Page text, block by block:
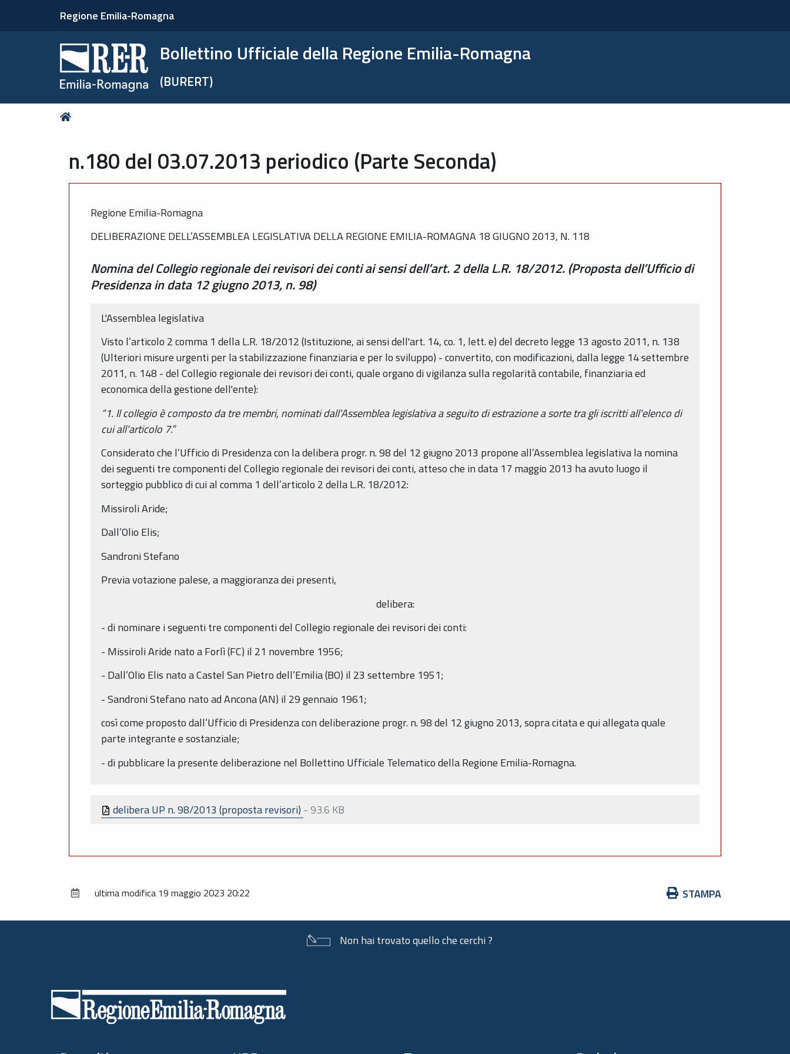
Regione Emilia-Romagna
Bollettino Ufficiale della Regione Emilia-Romagna
(BURERT)
Tu
n.180 del 03.07.2013 periodico (Parte Seconda)
Regione Emilia-Romagna
DELIBERAZIONE DELL’ASSEMBLEA LEGISLATIVA DELLA REGIONE EMILIA-ROMAGNA 18 GIUGNO 2013, N. 118
Nomina del Collegio regionale dei revisori dei conti ai sensi dell’art. 2 della L.R. 18/2012. (Proposta dell’Ufficio di
Presidenza in data 12 giugno 2013, n. 98)
L'Assemblea legislativa
Visto l’articolo 2 comma 1 della L.R. 18/2012 (Istituzione, ai sensi dell'art. 14, co. 1, lett. e) del decreto legge 13 agosto 2011, n. 138
(Ulteriori misure urgenti per la stabilizzazione finanziaria e per lo sviluppo) - convertito, con modificazioni, dalla legge 14 settembre
2011, n. 148 - del Collegio regionale dei revisori dei conti, quale organo di vigilanza sulla regolarità contabile, finanziaria ed
economica della gestione dell'ente):
“1. Il collegio è composto da tre membri, nominati dall'Assemblea legislativa a seguito di estrazione a sorte tra gli iscritti all'elenco di
cui all'articolo 7.”
Considerato che l’Ufficio di Presidenza con la delibera progr. n. 98 del 12 giugno 2013 propone all’Assemblea legislativa la nomina
dei seguenti tre componenti del Collegio regionale dei revisori dei conti, atteso che in data 17 maggio 2013 ha avuto luogo il
sorteggio pubblico di cui al comma 1 dell’articolo 2 della L.R. 18/2012:
Missiroli Aride;
Dall’Olio Elis;
Sandroni Stefano
Previa votazione palese, a maggioranza dei presenti,
delibera:
- di nominare i seguenti tre componenti del Collegio regionale dei revisori dei conti:
- Missiroli Aride nato a Forlì (FC) il 21 novembre 1956;
- Dall’Olio Elis nato a Castel San Pietro dell’Emilia (BO) il 23 settembre 1951;
- Sandroni Stefano nato ad Ancona (AN) il 29 gennaio 1961;
così come proposto dall’Ufficio di Presidenza con deliberazione progr. n. 98 del 12 giugno 2013, sopra citata e qui allegata quale
parte integrante e sostanziale;
- di pubblicare la presente deliberazione nel Bollettino Ufficiale Telematico della Regione Emilia-Romagna.
delibera UP n. 98/2013 (proposta revisori) - 93.6 KB
Azioni
documento
STAMPA
ultima modifica 19 maggio 2023 20:22
Non hai trovato quello che cerchi ?